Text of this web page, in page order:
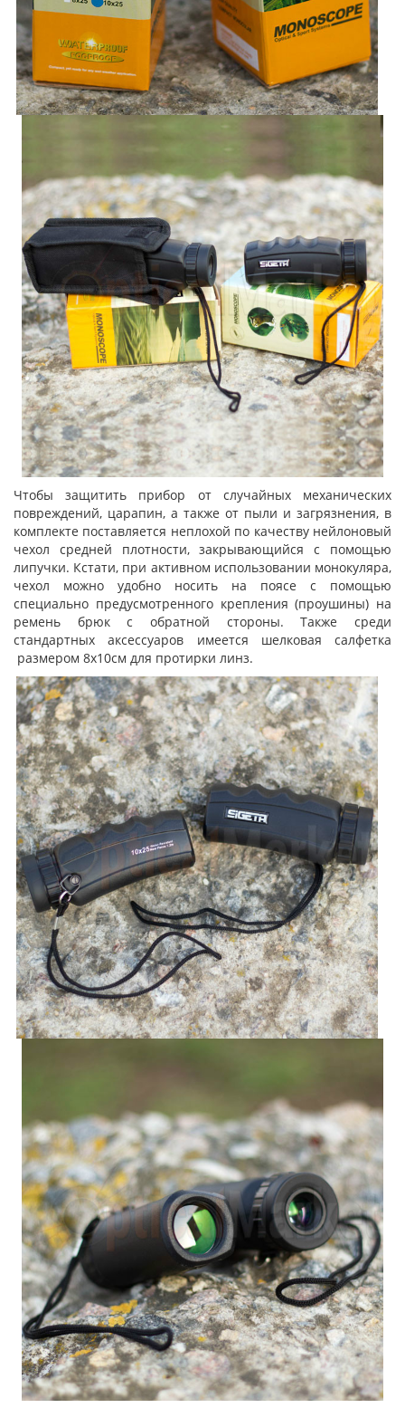
Чтобы защитить прибор от случайных механических
повреждений, царапин, а также от пыли и загрязнения, в
комплекте поставляется неплохой по качеству нейлоновый
чехол средней плотности, закрывающийся с помощью
липучки. Кстати, при активном использовании монокуляра,
чехол можно удобно носить на поясе с помощью
специально предусмотренного крепления (проушины) на
ремень брюк с обратной стороны. Также среди
стандартных аксессуаров имеется шелковая салфетка
размером 8х10см для протирки линз.